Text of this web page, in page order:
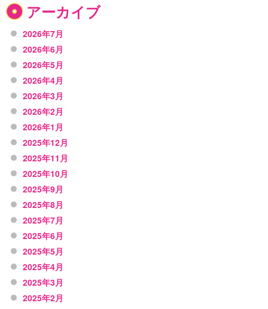
アーカイブ
2026年7月
2026年6月
2026年5月
2026年4月
2026年3月
2026年2月
2026年1月
2025年12月
2025年11月
2025年10月
2025年9月
2025年8月
2025年7月
2025年6月
2025年5月
2025年4月
2025年3月
2025年2月